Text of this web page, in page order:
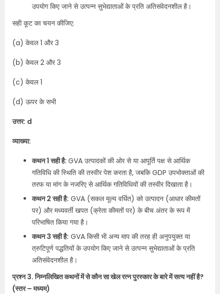
उपयोग किए जाने से उत्पन्न सुभेद्याताओं के प्रति अतिसंवेदनशील है।
सही कूट का चयन कीजिए:
(a) केवल 1 और 3
(b) केवल 2 और 3
(c) केवल 1
(d) ऊपर के सभी
उत्तर: d
व्याख्या:
कथन 1 सही है: GVA उत्पादकों की ओर से या आपूर्ति पक्ष से आर्थिक
गतिविधि की स्थिति की तस्वीर पेश करता है, जबकि GDP उपभोक्ताओं की
तरफ या मांग के नजरिए से आर्थिक गतिविधियों की तस्वीर दिखाता है।
कथन 2 सही है: GVA (सकल मूल्य वर्धित) को उत्पादन (आधार कीमतों
पर) और मध्यवर्ती खपत (क्रेता कीमतों पर) के बीच अंतर के रूप में
परिभाषित किया गया है।
कथन 3 सही है: GVA किसी भी अन्य माप की तरह ही अनुपयुक्त या
त्रुटिपूर्ण पद्धतियों के उपयोग किए जाने से उत्पन्न सुभेद्याताओं के प्रति
अतिसंवेदनशील है।
प्रश्न 3. निम्नलिखित कथनों में से कौन सा खेल रत्न पुरस्कार के बारे में सत्य नहीं है?
(स्तर – मध्यम)